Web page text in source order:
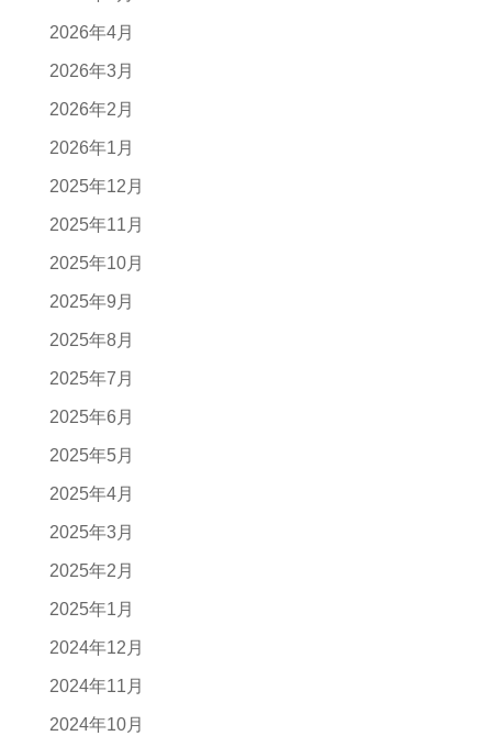
2026年4月
2026年3月
2026年2月
2026年1月
2025年12月
2025年11月
2025年10月
2025年9月
2025年8月
2025年7月
2025年6月
2025年5月
2025年4月
2025年3月
2025年2月
2025年1月
2024年12月
2024年11月
2024年10月